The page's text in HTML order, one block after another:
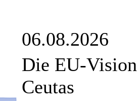
06.08.2026
Die EU-
Ceutas